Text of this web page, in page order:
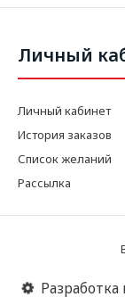
Личный
Личный кабинет
История заказов
Список желаний
Рассылка